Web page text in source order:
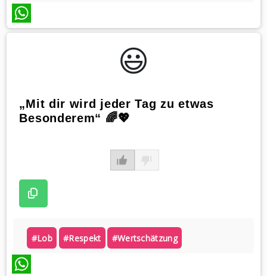
WhatsApp
😃️
„Mit dir wird jeder Tag zu etwas
Besonderem“ 🌈💖
#lob #respekt #wertschätzung